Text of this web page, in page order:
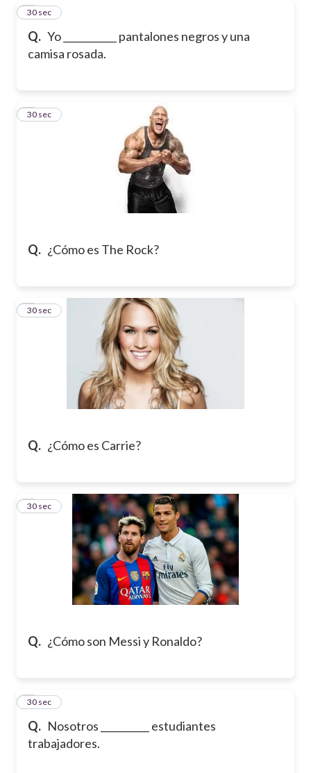
Q. Yo ___________ pantalones negros y una
camisa rosada.
4
30 sec
Q. ¿Cómo es The Rock?
5
30 sec
Q. ¿Cómo es Carrie?
6
30 sec
Q. ¿Cómo son Messi y Ronaldo?
7
30 sec
Q. Nosotros __________ estudiantes
trabajadores.
8
30 sec